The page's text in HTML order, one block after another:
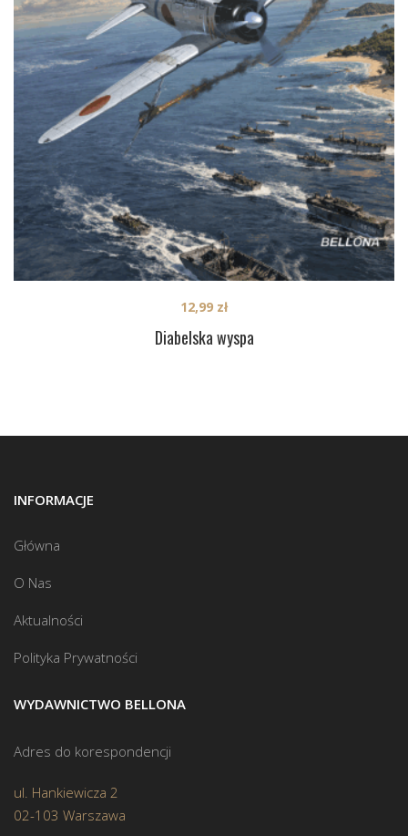
Diabelska wyspa
12,99 zł
INFORMACJE
Główna
O Nas
Aktualności
Polityka Prywatności
WYDAWNICTWO BELLONA
Adres do korespondencji
ul. Hankiewicza 2
02-103 Warszawa